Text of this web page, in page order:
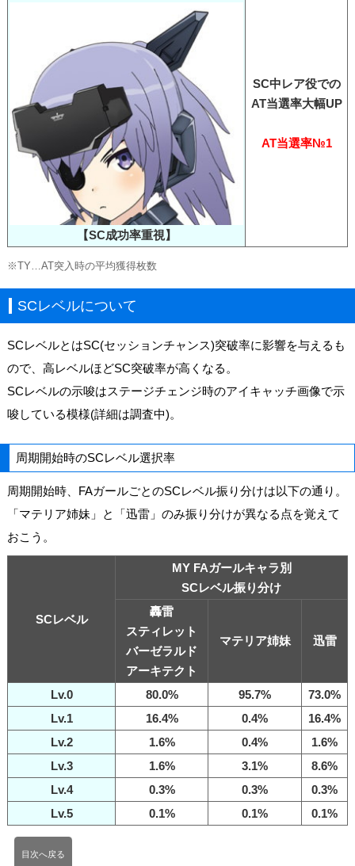
【SC成功率重視】
SC中レア役での
AT当選率大幅UP
AT当選率№1
※TY…AT突入時の平均獲得枚数
SCレベルについて
SCレベルとはSC(セッションチャンス)突破率に影響を与えるも
ので、高レベルほどSC突破率が高くなる。
SCレベルの示唆はステージチェンジ時のアイキャッチ画像で示
唆している模様(詳細は調査中)。
周期開始時のSCレベル選択率
周期開始時、FAガールごとのSCレベル振り分けは以下の通り。
「マテリア姉妹」と「迅雷」のみ振り分けが異なる点を覚えて
おこう。
SCレベル
MY FAガールキャラ別
SCレベル振り分け
轟雷
スティレット
バーゼラルド
アーキテクト
マテリア姉妹 迅雷
Lv.0 80.0% 95.7%
73.0%
Lv.1
16.4% 0.4%
16.4%
Lv.2
1.6% 0.4%
1.6%
Lv.3
1.6% 3.1%
8.6%
Lv.4
0.3% 0.3%
0.3%
Lv.5
0.1% 0.1% 0.1%
目次へ戻る